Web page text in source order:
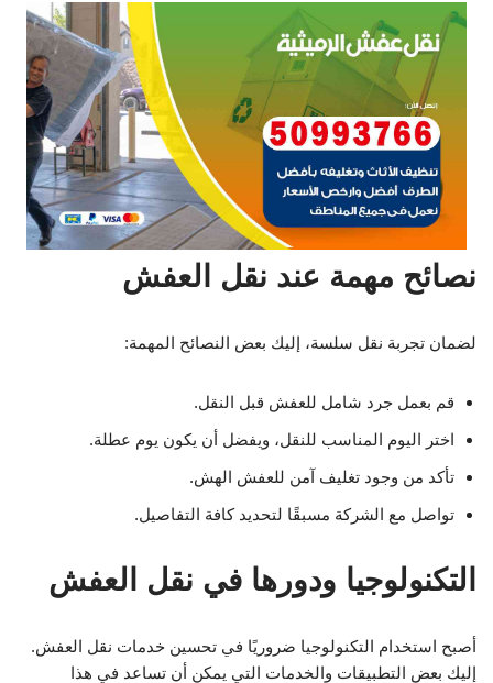
نصائح مهمة عند نقل العفش
لضمان تجربة نقل سلسة، إليك بعض النصائح المهمة:
قم بعمل جرد شامل للعفش قبل النقل.
اختر اليوم المناسب للنقل، ويفضل أن يكون يوم عطلة.
تأكد من وجود تغليف آمن للعفش الهش.
تواصل مع الشركة مسبقًا لتحديد كافة التفاصيل.
التكنولوجيا ودورها في نقل العفش
أصبح استخدام التكنولوجيا ضروريًا في تحسين خدمات نقل العفش.
إليك بعض التطبيقات والخدمات التي يمكن أن تساعد في هذا